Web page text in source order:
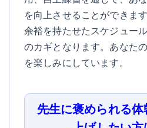
を向上させることができま
余裕を持たせたスケジュー
のカギとなります。あなた
を楽しみにしています。
先生に褒められる